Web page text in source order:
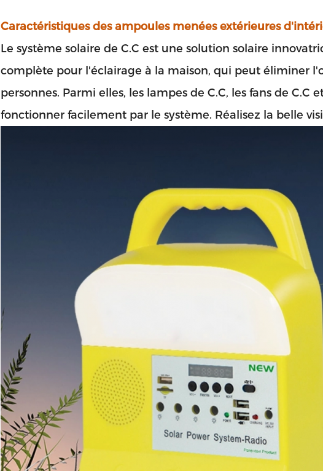
Laisser un message Nous vous rappellerons
Caractéristiques des ampoules menées extérieures
Le système solaire de C.C est une solution solaire
complète pour l'éclairage à la maison, qui peut éliminer
personnes. Parmi elles, les lampes de C.C, les fans de C.C
fonctionner facilement par le système. Réalisez la belle